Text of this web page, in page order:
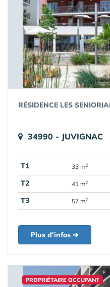
RÉSIDENCE LES
34990 - JUVIGNAC
T1 33 m2
T2
41 m2
T3
57 m2
Plus d'infos ➔
PROPRIÉTAIRE OCCUPANT